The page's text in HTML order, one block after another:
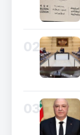
02
03